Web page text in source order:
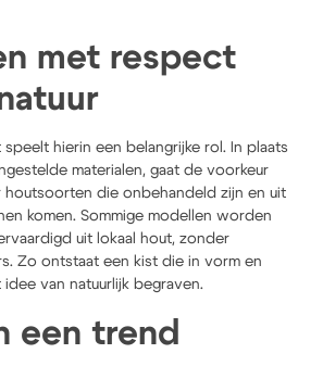
met respect
speelt hierin een belangrijke rol. In plaats
materialen, gaat de voorkeur
houtsoorten die onbehandeld zijn en uit
komen. Sommige modellen worden
uit lokaal hout, zonder
Zo ontstaat een kist die in vorm en
van natuurlijk begraven.
een trend